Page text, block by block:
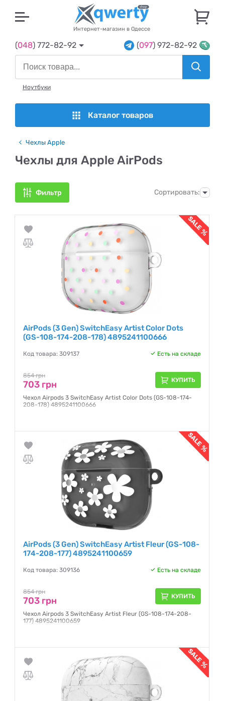
Интернет-магазин в Одессе
(048) 772-82-92 (097) 972-82-92
Ноутбуки
Каталог товаров
Чехлы Apple
Чехлы для Apple AirPods
Фильтр Сортировать:
AirPods (3 Gen) SwitchEasy Artist Color Dots
(GS-108-174-208-178) 4895241100666
Код товара: 309137 Есть на складе
854 грн
703 грн КУПИТЬ
Чехол Airpods 3 SwitchEasy Artist Color Dots (GS-108-174-
208-178) 4895241100666
AirPods (3 Gen) SwitchEasy Artist Fleur (GS-108-
174-208-177) 4895241100659
Код товара: 309136 Есть на складе
854 грн
703 грн КУПИТЬ
Чехол Airpods 3 SwitchEasy Artist Fleur (GS-108-174-208-
177) 4895241100659